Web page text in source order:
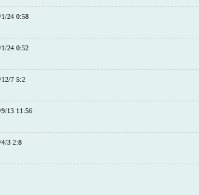
1/24 0:58
1/24 0:52
12/7 5:2
9/13 11:56
4/3 2:8